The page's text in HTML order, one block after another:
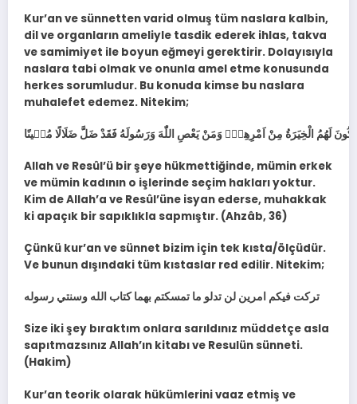
Kur’an ve sünnetten varid olmuş tüm naslara kalbin,
dil ve organların ameliyle tasdik ederek ihlas, takva
ve samimiyet ile boyun eğmeyi gerektirir. Dolayısıyla
naslara tabi olmak ve onunla amel etme konusunda
herkes sorumludur. Bu konuda kimse bu naslara
muhalefet edemez. Nitekim;
Allah ve Resûl’ü bir şeye hükmettiğinde, mümin erkek
ve mümin kadının o işlerinde seçim hakları yoktur.
Kim de Allah’a ve Resûl’üne isyan ederse, muhakkak
ki apaçık bir sapıklıkla sapmıştır. (Ahzâb, 36)
Çünkü kur’an ve sünnet bizim için tek kısta/ölçüdür.
Ve bunun dışındaki tüm kıstaslar red edilir. Nitekim;
تركت فيكم امرين لن تدلو ما تمسكتم بهما كتاب الله وسنتي رسوله
Size iki şey bıraktım onlara sarıldınız müddetçe asla
sapıtmazsınız Allah’ın kitabı ve Resulün sünneti.
(Hakim)
Kur’an teorik olarak hükümlerini vaaz etmiş ve